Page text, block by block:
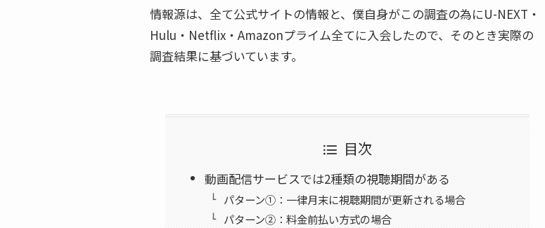
情報源は、全て公式サイトの情報と、僕自身がこの調査の為にU-NEXT・
Hulu・Netflix・Amazonプライム全てに入会したので、そのとき実際の
調査結果に基づいています。
目次
動画配信サービスでは2種類の視聴期間がある
パターン①：一律月末に視聴期間が更新される場合
パターン②：料金前払い方式の場合